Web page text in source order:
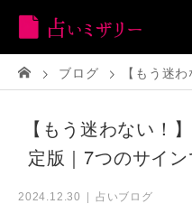
ブログ 【もう迷わない！】
【もう迷わない！
定版｜7つのサイ
2024.12.30 占いブログ